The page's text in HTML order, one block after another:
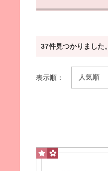
37件見つかりました。
表示順：